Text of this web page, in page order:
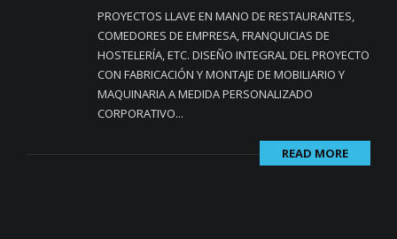
PROYECTOS LLAVE EN MANO DE RESTAURANTES,
COMEDORES DE EMPRESA, FRANQUICIAS DE
HOSTELERÍA, ETC. DISEÑO INTEGRAL DEL PROYECTO
CON FABRICACIÓN Y MONTAJE DE MOBILIARIO Y
MAQUINARIA A MEDIDA PERSONALIZADO
CORPORATIVO...
READ MORE